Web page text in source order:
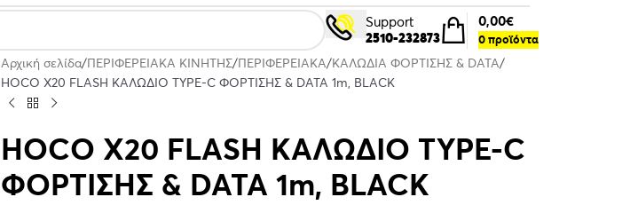
Support
2510-232873
0προϊόντα
0,00€
Αρχική σελίδα ΠΕΡΙΦΕΡΕΙΑΚΑ ΚΙΝΗΤΗΣ ΠΕΡΙΦΕΡΕΙΑΚΑ ΚΑΛΩΔΙΑ ΦΟΡΤΙΣΗΣ & DATA
HOCO X20 FLASH ΚΑΛΩΔΙΟ TYPE-C ΦΟΡΤΙΣΗΣ & DATA 1m, BLACK
HOCO X20 FLASH ΚΑΛΩΔΙΟ TYPE-C
ΦΟΡΤΙΣΗΣ & DATA 1m, BLACK